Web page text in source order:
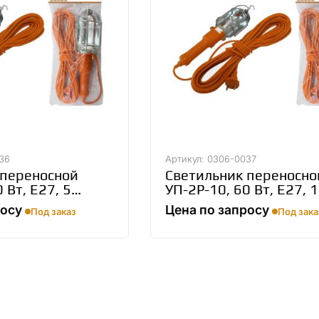
Вт, Е27, 5
SQ0306-
Под заказ
Артикул: 0306-0037
Светильник
УП-2Р-10, 60 Вт, Е27,
метров, Народный
0037
Цена по запросу Под